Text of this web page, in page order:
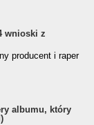
wnioski z
producent i raper
albumu, który